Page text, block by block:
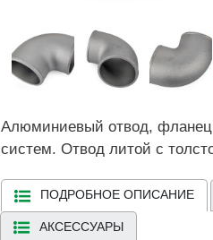
Алюминиевый отвод, фланец
систем. Отвод литой с
ПОДРОБНОЕ ОПИСАНИЕ
АКСЕССУАРЫ